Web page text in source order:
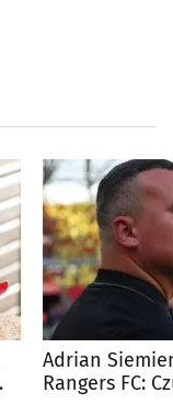
Adrian
Rangers FC: